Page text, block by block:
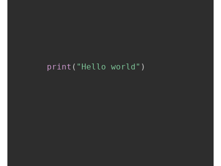
print ( "Hello world" )